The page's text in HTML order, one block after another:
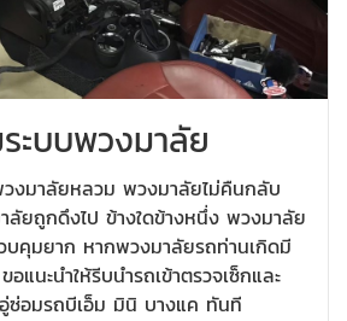
ะบบพวงมาลัย
งมาลัยหลวม พวงมาลัยไม่คืนกลับ
ยถูกดึงไป ข้างใดข้างหนึ่ง พวงมาลัย
คุมยาก หากพวงมาลัยรถท่านเกิดมี
แนะนำให้รีบนำรถเข้าตรวจเซ็กและ
ซ่อมรถบีเอ็ม มินิ บางแค ทันที